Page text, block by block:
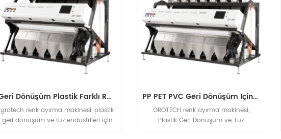
Geri Dönüşüm Plastik Farklı Renk Ayırma Makinesi
grotech renk ayırma makinesi, plastik
geri dönüşüm ve tuz endüstrileri için
PP PET PVC Geri Dönüşüm Için Plastik Renk Ayırma Makinesi
GROTECH renk ayırma makinesi,
Plastik Geri Dönüşüm ve Tuz